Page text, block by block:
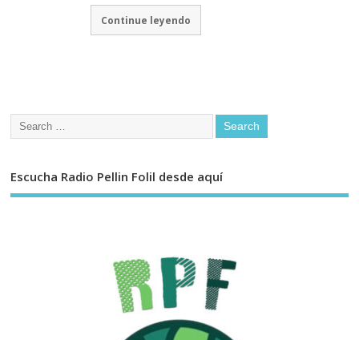
Continue leyendo
Escucha Radio Pellin Folil desde aquí